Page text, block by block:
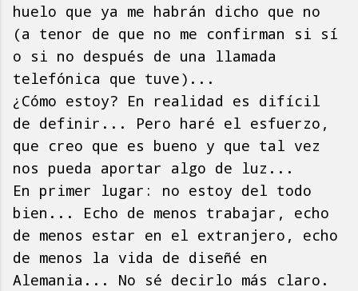
huelo que ya me habrán dicho que no
(a tenor de que no me confirman si sí
o si no después de una llamada
telefónica que tuve)...
¿Cómo estoy? En realidad es difícil
de definir... Pero haré el esfuerzo,
que creo que es bueno y que tal vez
nos pueda aportar algo de luz...
En primer lugar: no estoy del todo
bien... Echo de menos trabajar, echo
de menos estar en el extranjero, echo
de menos la vida de diseñé en
Alemania... No sé decirlo más claro.